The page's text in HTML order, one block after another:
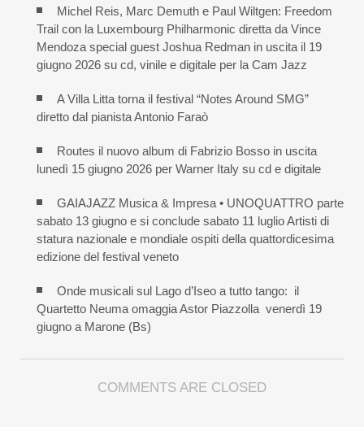
Michel Reis, Marc Demuth e Paul Wiltgen: Freedom
Trail con la Luxembourg Philharmonic diretta da Vince
Mendoza special guest Joshua Redman in uscita il 19
giugno 2026 su cd, vinile e digitale per la Cam Jazz
A Villa Litta torna il festival “Notes Around SMG”
diretto dal pianista Antonio Faraò
Routes il nuovo album di Fabrizio Bosso in uscita
lunedì 15 giugno 2026 per Warner Italy su cd e digitale
GAIAJAZZ Musica & Impresa • UNOQUATTRO parte
sabato 13 giugno e si conclude sabato 11 luglio Artisti di
statura nazionale e mondiale ospiti della quattordicesima
edizione del festival veneto
Onde musicali sul Lago d’Iseo a tutto tango: il
Quartetto Neuma omaggia Astor Piazzolla venerdì 19
giugno a Marone (Bs)
COMMENTS ARE CLOSED